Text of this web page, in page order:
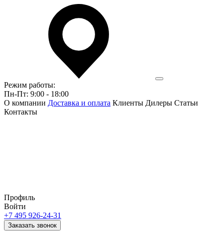
Режим работы:
Пн-Пт: 9:00 - 18:00
О компании Доставка и оплата Клиенты Дилеры Статьи
Контакты
Профиль
Войти
+7 495 926-24-31
Заказать звонок